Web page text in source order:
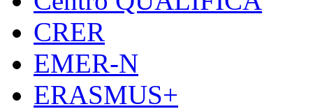
CRER
EMER-N
ERASMUS+